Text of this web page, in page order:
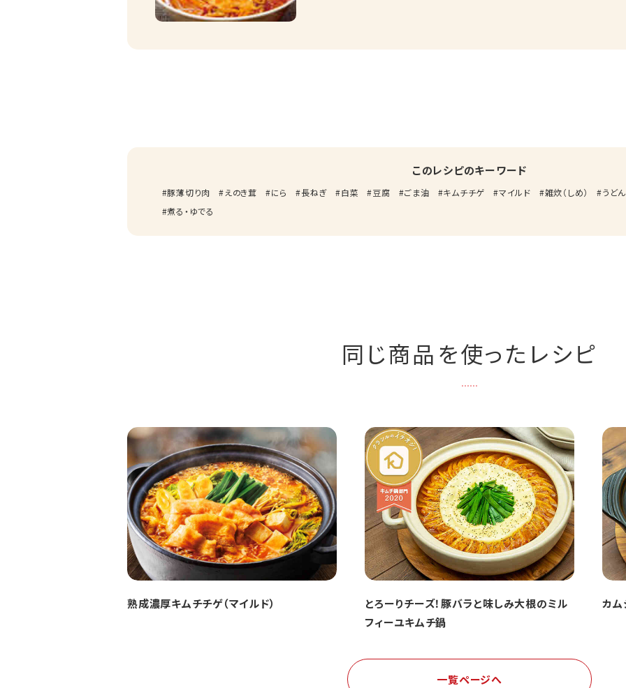
このレシピのキーワード
豚薄切り肉 えのき茸 にら 長ねぎ 白菜 豆腐 ごま油 キムチチゲ マイルド 雑炊（しめ）
うど
煮る・ゆでる
同じ商品を使ったレシピ
熟成濃厚キムチチゲ（マイルド）
とろーりチーズ！豚バラと味しみ大根のミル
フィーユキムチ鍋
カム
一覧ページへ